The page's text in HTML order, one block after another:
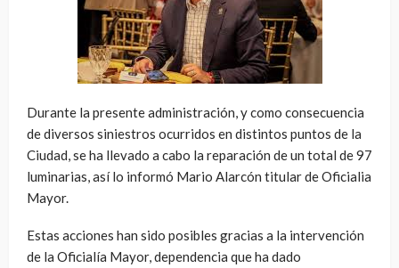
Durante la presente administración, y como consecuencia
de diversos siniestros ocurridos en distintos puntos de la
Ciudad, se ha llevado a cabo la reparación de un total de 97
luminarias, así lo informó Mario Alarcón titular de Oficialia
Mayor.
Estas acciones han sido posibles gracias a la intervención
de la Oficialía Mayor, dependencia que ha dado